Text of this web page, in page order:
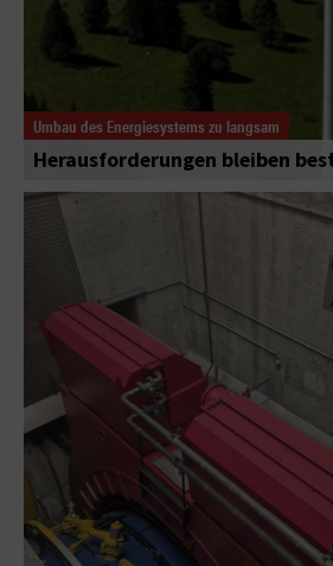
Umbau des Energiesystems zu langsam
Herausforderungen bleiben